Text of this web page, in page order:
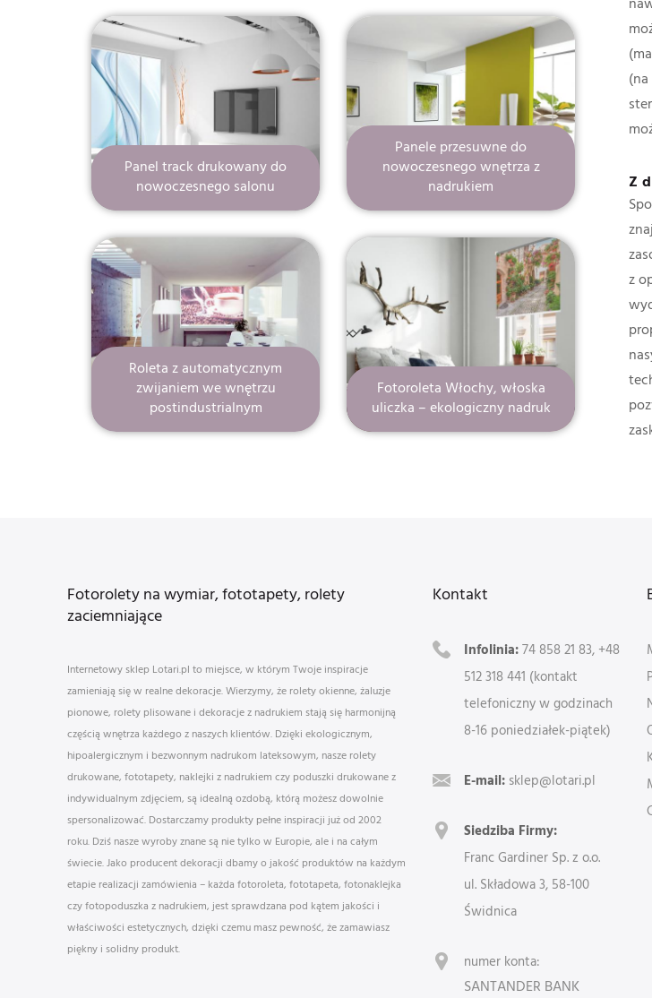
Panel track drukowany do
nowoczesnego salonu
Panele przesuwne do
nowoczesnego wnętrza z
nadrukiem
Roleta z automatycznym
zwijaniem we wnętrzu
postindustrialnym
Fotoroleta Włochy, włoska
uliczka – ekologiczny nadruk
Z
z
Fotorolety na wymiar, fototapety, rolety
zaciemniające
Internetowy sklep Lotari.pl to miejsce, w którym Twoje inspiracje
zamieniają się w realne dekoracje. Wierzymy, że rolety okienne, żaluzje
pionowe, rolety plisowane i dekoracje z nadrukiem stają się harmonijną
częścią wnętrza każdego z naszych klientów. Dzięki ekologicznym,
hipoalergicznym i bezwonnym nadrukom lateksowym, nasze rolety
drukowane, fototapety, naklejki z nadrukiem czy poduszki drukowane z
indywidualnym zdjęciem, są idealną ozdobą, którą możesz dowolnie
spersonalizować. Dostarczamy produkty pełne inspiracji już od 2002
roku. Dziś nasze wyroby znane są nie tylko w Europie, ale i na całym
świecie. Jako producent dekoracji dbamy o jakość produktów na każdym
etapie realizacji zamówienia – każda fotoroleta, fototapeta, fotonaklejka
czy fotopoduszka z nadrukiem, jest sprawdzana pod kątem jakości i
właściwości estetycznych, dzięki czemu masz pewność, że zamawiasz
piękny i solidny produkt.
Kontakt
Infolinia:74 858 21 83, +48
512 318 441 (kontakt
telefoniczny w godzinach
8-16 poniedziałek-piątek)
E-mail: sklep@lotari.pl
Siedziba Firmy:
Franc Gardiner Sp. z o.o.
ul. Składowa 3, 58-100
Świdnica
numer konta:
SANTANDER BANK